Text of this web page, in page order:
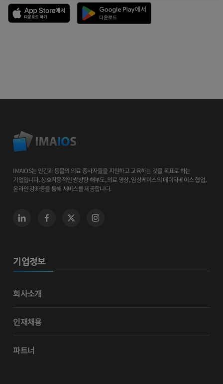
IMAIOS는 인간과 동물의 의료 종사자들을 지원하고 교육하는 것을 목표로 하는
기업입니다. 상호작용적인 쌍방향 해부도, 의료 영상, 임상케이스의 데이타베이스 협업,
온라인 강좌등을 통해 서비스를 제공합니다.
기업정보
회사소개
인재채용
파트너